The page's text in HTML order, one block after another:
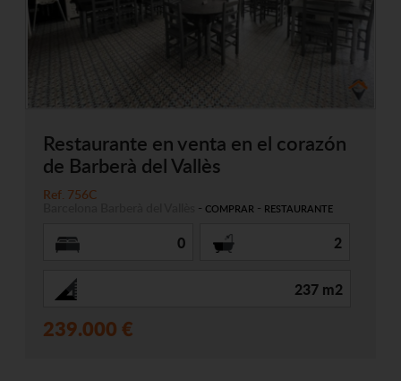
Restaurante en venta en el corazón
de Barberà del Vallès
Ref. 756C
- COMPRAR - RESTAURANTE
0 2
237 m2
239.000 €